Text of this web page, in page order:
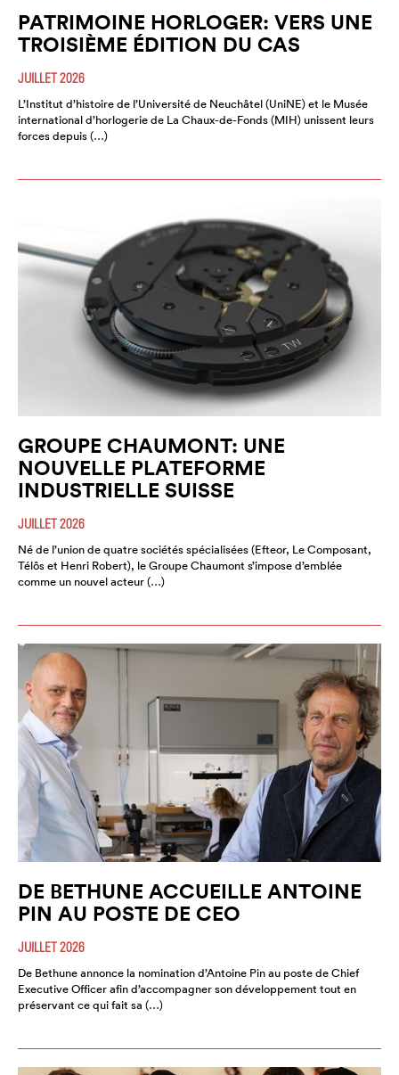
PATRIMOINE HORLOGER: VERS UNE
TROISIÈME ÉDITION DU CAS
JUILLET 2026
L’Institut d’histoire de l’Université de Neuchâtel (UniNE) et le Musée
international d’horlogerie de La Chaux-de-Fonds (MIH) unissent leurs
forces depuis (…)
GROUPE CHAUMONT: UNE
NOUVELLE PLATEFORME
INDUSTRIELLE SUISSE
JUILLET 2026
Né de l’union de quatre sociétés spécialisées (Efteor, Le Composant,
Télôs et Henri Robert), le Groupe Chaumont s’impose d’emblée
comme un nouvel acteur (…)
DE BETHUNE ACCUEILLE ANTOINE
PIN AU POSTE DE CEO
JUILLET 2026
De Bethune annonce la nomination d’Antoine Pin au poste de Chief
Executive Officer afin d’accompagner son développement tout en
préservant ce qui fait sa (…)